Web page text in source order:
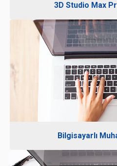
3D Studio Max
Bilgisayarlı